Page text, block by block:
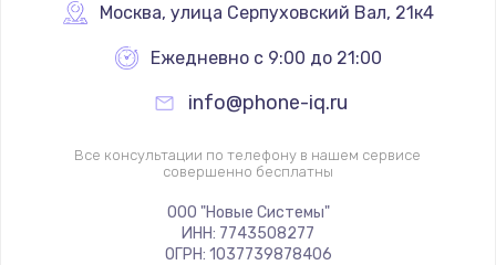
Москва, улица Серпуховский Вал, 21к4
Ежедневно с 9:00 до 21:00
info@phone-iq.ru
Все консультации по телефону в нашем сервисе
совершенно бесплатны
ООО "Новые Системы"
ИНН: 7743508277
ОГРН: 1037739878406